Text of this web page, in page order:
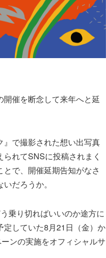
催を断念して来年へと延
で撮影された想い出写真
れてSNSに投稿されまく
で、開催延期告知がなさ
だろうか。
乗り切ればいいのか途方に
していた8月21日（金）か
ンの実施をオフィシャルサ